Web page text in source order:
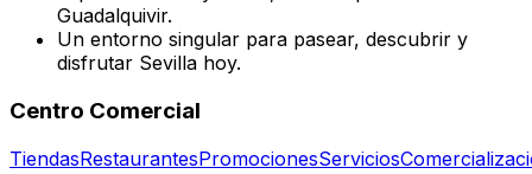
Guadalquivir.
Un entorno singular para pasear, descubrir y
disfrutar Sevilla hoy.
Centro Comercial
TiendasRestaurantesPromocionesServicios